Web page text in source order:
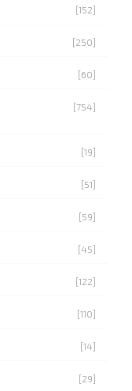
[152]
[250]
[60]
[754]
[19]
[51]
[59]
[45]
[122]
[110]
[14]
[29]